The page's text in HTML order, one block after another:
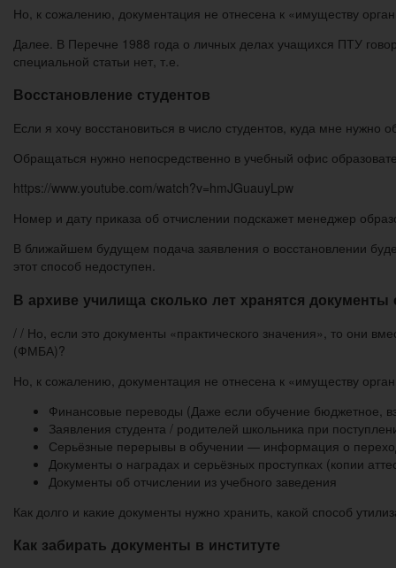
Но, к сожалению, документация не отнесена к «имуществу
Далее. В Перечне 1988 года о личных делах учащихся ПТУ
специальной статьи нет, т.е.
Восстановление студентов
Если я хочу восстановиться в число студентов, куда мне нужно
Обращаться нужно непосредственно в учебный офис
https://www.youtube.com/watch?v=hmJGuauyLpw
Номер и дату приказа об отчислении подскажет менеджер
В ближайшем будущем подача заявления о восстановлении
этот способ недоступен.
В архиве училища сколько лет хранятся документы
/ / Но, если это документы «практического значения», то они
(ФМБА)?
Но, к сожалению, документация не отнесена к «имуществу
Финансовые переводы (Даже если обучение бюджетное,
Заявления студента / родителей школьника при
Серьёзные перерывы в обучении — информация о
Документы о наградах и серьёзных проступках (копии
Документы об отчислении из учебного заведения
Как долго и какие документы нужно хранить, какой способ
Как забирать документы в институте